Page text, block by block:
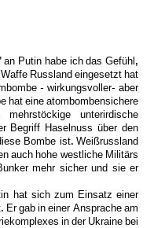
Putin habe ich das Gefühl,
Russland eingesetzt hat
- wirkungsvoller- aber
hat eine atombombensichere
unterirdische
Begriff Haselnuss über den
Bombe ist. Weißrussland
auch hohe westliche Militärs
mehr sicher und sie er
hat sich zum Einsatz einer
Er gab in einer Ansprache am
in der Ukraine bei